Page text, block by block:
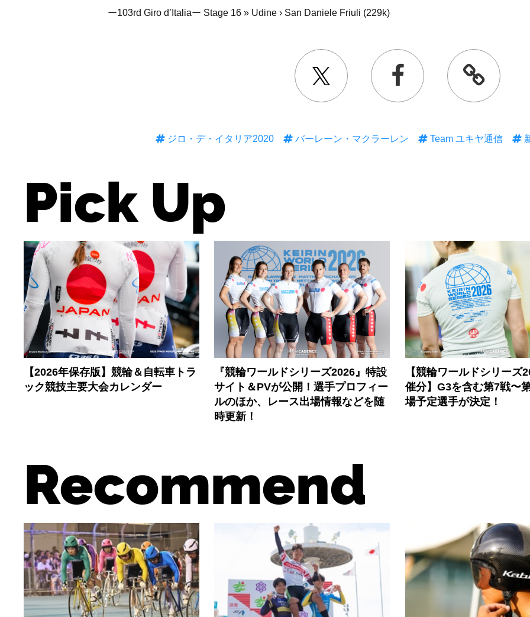
ー103rd Giro d’Italiaー Stage 16 » Udine › San Daniele Friuli (229k)
ジロ・デ・イタリア2020 バーレーン・マクラーレン Team ユキヤ通信
Pick Up
【2026年保存版】競輪＆自転車トラ
ック競技主要大会カレンダー
『競輪ワールドシリーズ2026』特設
サイト＆PVが公開！選手プロフィー
ルのほか、レース出場情報などを随
時更新！
【競輪ワールドシリーズ
催分】G3を含む第7戦〜
場予定選手が決定！
Recommend